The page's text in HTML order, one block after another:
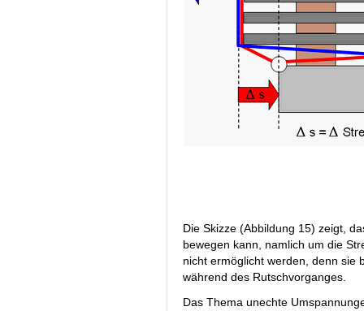
Die Skizze (Abbildung 15) zeigt,
bewegen kann, namlich um die
nicht ermöglicht werden, denn sie
während des Rutschvorganges.
Das Thema unechte